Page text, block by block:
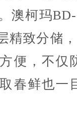
澳柯玛
精致分储
便，不仅
春鲜也一